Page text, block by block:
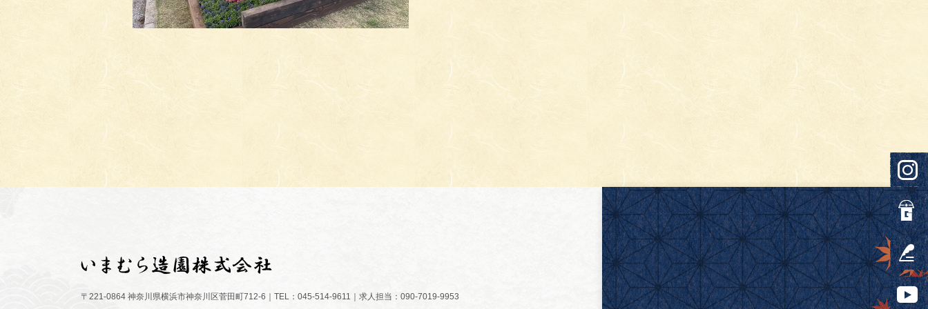
〒221-0864 神奈川県横浜市神奈川区菅田町712-6｜TEL：045-514-9611｜求人担当：090-7019-9953